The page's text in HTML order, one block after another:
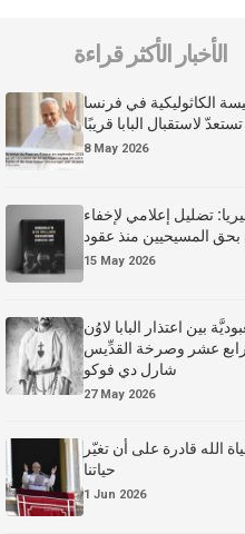
الأخبار الأكثر قراءة
الكاثوليكية في فرنسا
تستعدّ لاستقبال البابا قريبًا
8 May 2026
تضليل إعلامي لإخفاء
بحق المسيحيين منذ عقود
15 May 2026
بين اعتذار البابا لاوُن
عشر وصرخة القدِّيس
شارل دي فوكو
27 May 2026
الله قادرة على أن تغيّر
حياتنا
1 Jun 2026